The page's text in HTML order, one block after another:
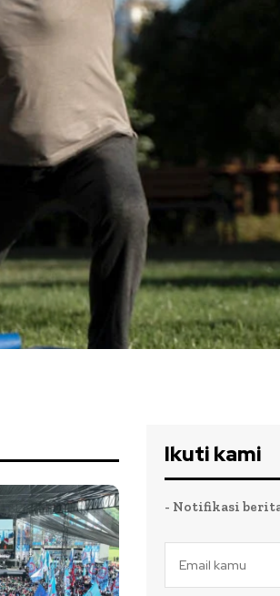
Ikuti kami
- Notifikasi